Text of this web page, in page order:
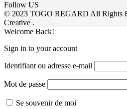
Follow US
© 2023 TOGO REGARD All Rights
Creative .
Welcome Back!
Sign in to your account
Identifiant ou adresse e-mail
Mot de passe
Se souvenir de moi